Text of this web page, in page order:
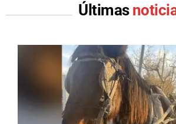
Últimas